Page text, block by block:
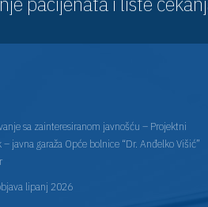
sa zainteresiranom javnošću – Projektni
– javna garaža Opće bolnice “Dr. Anđelko Višić”
lipanj 2026